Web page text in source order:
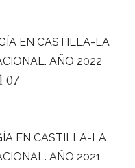
EN CASTILLA-LA
AÑO 2022
07
EN CASTILLA-LA
AÑO 2021